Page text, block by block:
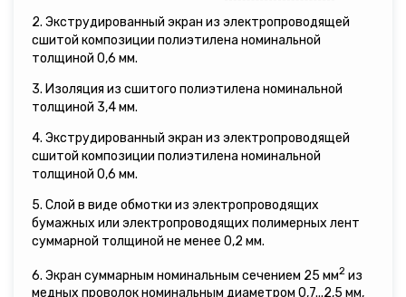
2. Экструдированный экран из электропроводящей
сшитой композиции полиэтилена номинальной
толщиной 0,6 мм.
3. Изоляция из сшитого полиэтилена номинальной
толщиной 3,4 мм.
4. Экструдированный экран из электропроводящей
сшитой композиции полиэтилена номинальной
толщиной 0,6 мм.
5. Слой в виде обмотки из электропроводящих
бумажных или электропроводящих полимерных лент
суммарной толщиной не менее 0,2 мм.
6. Экран суммарным номинальным сечением 25 мм2 из
медных проволок номинальным диаметром 0,7...2,5 мм,